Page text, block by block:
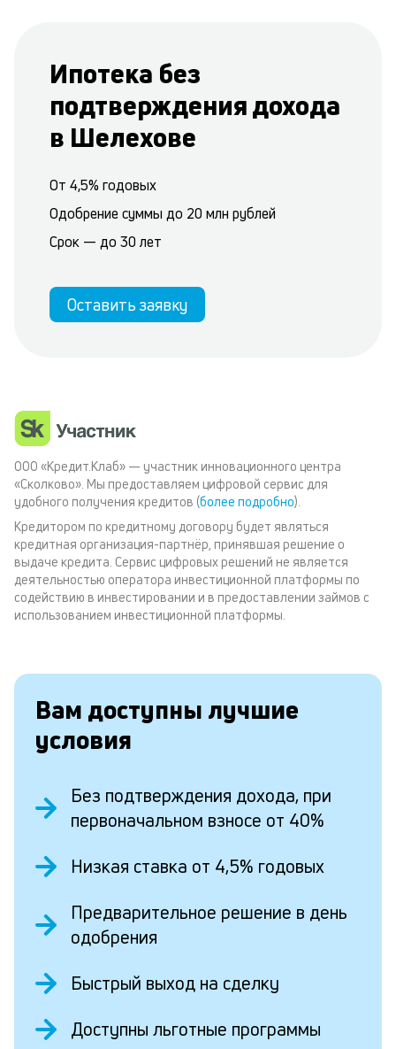
Ипотека без
подтверждения дохода
в Шелехове
От 4,5% годовых
Одобрение суммы до 20 млн рублей
Срок — до 30 лет
Оставить заявку
ООО «Кредит.Клаб» — участник инновационного центра
«Сколково». Мы предоставляем цифровой сервис для
удобного получения кредитов (более подробно).
Кредитором по кредитному договору будет являться
кредитная организация-партнёр, принявшая решение о
выдаче кредита. Сервис цифровых решений не является
деятельностью оператора инвестиционной платформы по
содействию в инвестировании и в предоставлении займов с
использованием инвестиционной платформы.
Вам доступны лучшие
условия
Без подтверждения дохода, при
первоначальном взносе от 40%
Низкая ставка от 4,5% годовых
Предварительное решение в день
одобрения
Быстрый выход на сделку
Доступны льготные программы